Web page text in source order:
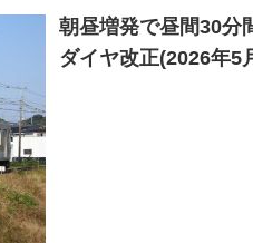
朝昼増発で昼間30
ダイヤ改正(2026年5